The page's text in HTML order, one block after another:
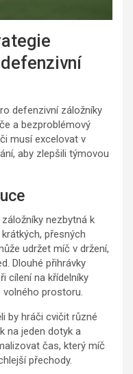
defenzivní záložníky
a bezproblémový
musí excelovat v
aby zlepšili týmovou
nezbytná k
přesných
udržet míč v držení,
Dlouhé přihrávky
cílení na křídelníky
volného prostoru.
by hráči cvičit různé
na jeden dotyk a
čas, který míč
přechody.